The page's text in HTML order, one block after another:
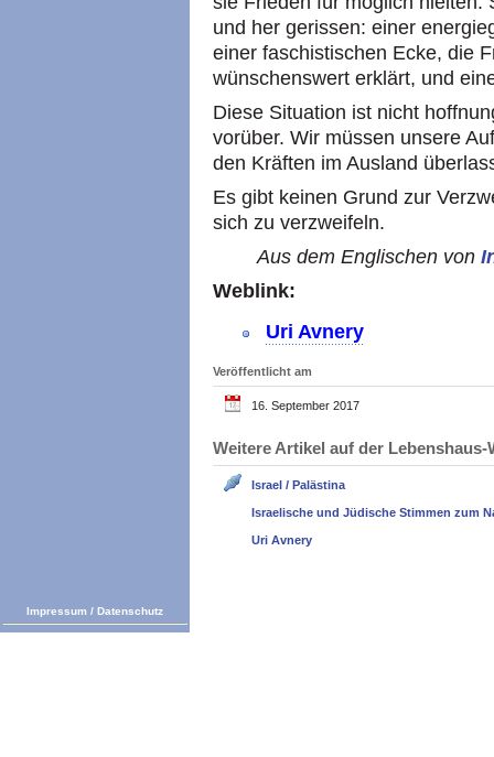
und her gerissen: einer
einer faschistischen Ecke, die
wünschenswert erklärt, und
Diese Situation ist nicht
vorüber. Wir müssen unsere
den Kräften im Ausland
Es gibt keinen Grund zur
sich zu verzweifeln.
Aus dem Englischen von
Weblink:
Uri Avnery
Veröffentlicht am
16. September 2017
Weitere Artikel auf der
Israel / Palästina
Israelische und Jüdische Stimmen zum
Uri Avnery
Impressum / Datenschutz